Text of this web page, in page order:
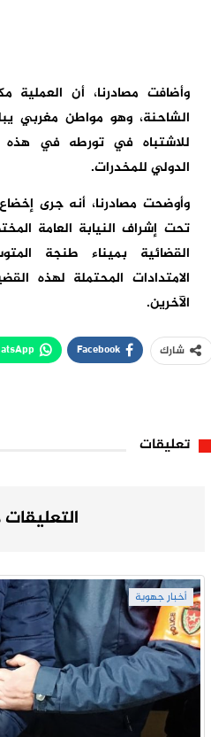
وأضافت مصادرنا، أن
للاشتباه في تورطه في هذه
الدولي للمخدرات.
وأوضحت مصادرنا، أنه جرى
تحت إشراف النيابة العامة
القضائية بميناء طنجة
الامتدادات المحتملة لهذه
الآخرين.
شارك Facebook
تعليقات
أخبار جهوية